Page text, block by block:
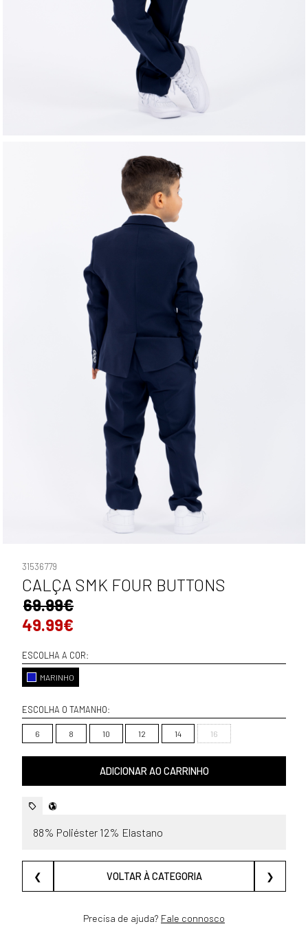
31536779
CALÇA SMK FOUR BUTTONS
69.99€
49.99€
ESCOLHA A COR:
MARINHO
ESCOLHA O TAMANHO:
6 8 10 12 14 16
ADICIONAR AO CARRINHO
88% Poliéster 12% Elastano
❮ VOLTAR À CATEGORIA ❯
Precisa de ajuda? Fale connosco